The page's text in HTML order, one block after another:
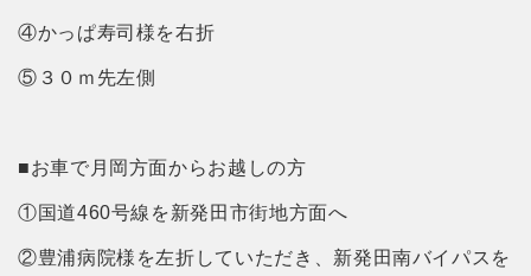
④かっぱ寿司様を右折
⑤３０ｍ先左側
■お車で月岡方面からお越しの方
①国道460号線を新発田市街地方面へ
②豊浦病院様を左折していただき、新発田南バイパスを